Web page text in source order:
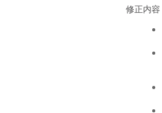
修正内容